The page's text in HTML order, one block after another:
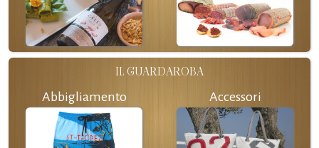
IL GUARDAROBA
Abbigliamento Accessori